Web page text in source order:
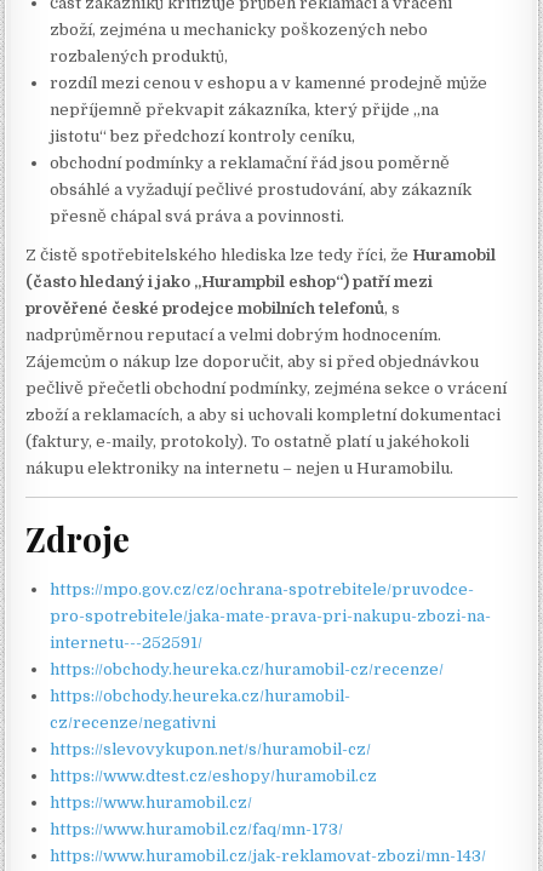
zboží, zejména u mechanicky poškozených nebo
rozbalených produktů,
rozdíl mezi cenou v eshopu a v kamenné prodejně může
nepříjemně překvapit zákazníka, který přijde „na
jistotu“ bez předchozí kontroly ceníku,
obchodní podmínky a reklamační řád jsou poměrně
obsáhlé a vyžadují pečlivé prostudování, aby zákazník
přesně chápal svá práva a povinnosti.
Z čistě spotřebitelského hlediska lze tedy říci, že Huramobil
(často hledaný i jako „Hurampbil eshop“) patří mezi
prověřené české prodejce mobilních telefonů, s
nadprůměrnou reputací a velmi dobrým hodnocením.
Zájemcům o nákup lze doporučit, aby si před objednávkou
pečlivě přečetli obchodní podmínky, zejména sekce o vrácení
zboží a reklamacích, a aby si uchovali kompletní dokumentaci
(faktury, e-maily, protokoly). To ostatně platí u jakéhokoli
nákupu elektroniky na internetu – nejen u Huramobilu.
Zdroje
https://mpo.gov.cz/cz/ochrana-spotrebitele/pruvodce-
pro-spotrebitele/jaka-mate-prava-pri-nakupu-zbozi-na-
internetu---252591/
https://obchody.heureka.cz/huramobil-cz/recenze/
https://obchody.heureka.cz/huramobil-
cz/recenze/negativni
https://slevovykupon.net/s/huramobil-cz/
https://www.dtest.cz/eshopy/huramobil.cz
https://www.huramobil.cz/
https://www.huramobil.cz/faq/mn-173/
https://www.huramobil.cz/jak-reklamovat-zbozi/mn-143/